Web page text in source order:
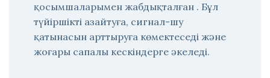
қосымшаларымен жабдықталған . Бұл
түйіршікті азайтуға, сигнал-шу
қатынасын арттыруға көмектеседі және
жоғары сапалы кескіндерге әкеледі.